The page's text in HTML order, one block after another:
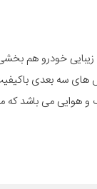
زیبایی خودرو هم
های سه بعدی
و هوایی می باشد